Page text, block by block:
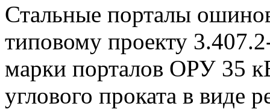
Стальные порталы
типовому проекту
марки порталов ОРУ 35
углового проката в виде